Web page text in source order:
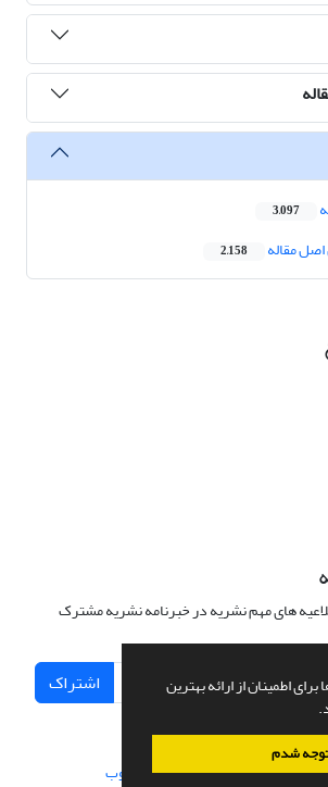
اطمینان از ارائه بهترین
شدم
3,097
مقاله 2,158
های مهم نشریه در خبرنامه نشریه مشترک
اشتراک
علمی.طراحی و پیاده سازی از سیناوب